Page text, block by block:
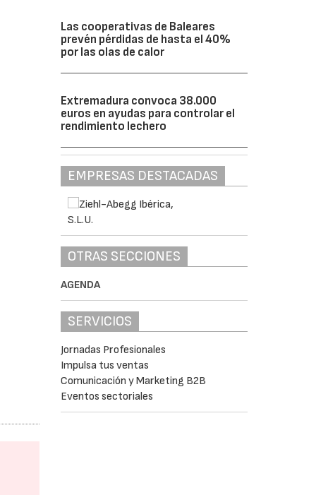
Las cooperativas de Baleares
prevén pérdidas de hasta el 40%
por las olas de calor
Extremadura convoca 38.000
euros en ayudas para controlar el
rendimiento lechero
EMPRESAS DESTACADAS
OTRAS SECCIONES
AGENDA
SERVICIOS
Jornadas Profesionales
Impulsa tus ventas
Comunicación y Marketing B2B
Eventos sectoriales